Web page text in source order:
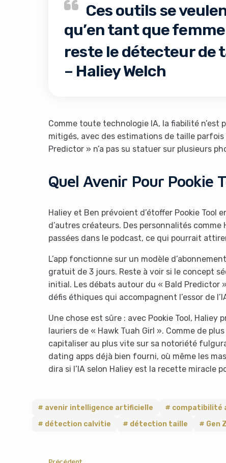
Ces outils se
qu’en tant que
reste le détecteur de
– Haliey Welch
Comme toute technologie IA, la fiabilité n’est
mitigés, avec des estimations de taille parfois
Predictor » n’a pas su statuer sur plusieurs
Quel Avenir Pour Pookie
Haliey et Ben prévoient d’étoffer Pookie Tool
d’autres créateurs. Des personnalités
passées dans le podcast, ce qui pourrait
L’app fonctionne sur un modèle
gratuit de 3 jours. Reste à voir si le concept
initial. Les débats autour du « Bald
défis éthiques qui accompagnent l’essor de
Une chose est sûre : avec Pookie Tool, Haliey
lauriers de « Hawk Tuah Girl ». Comme de
capitaliser au plus vite sur sa notoriété
dating apps déjà bien fourni, où même les
dira si l’IA selon Haliey est la recette miracle
avenir intelligence artificielle compatibilité
détection calvitie
détection taille Gen Z
Précédent